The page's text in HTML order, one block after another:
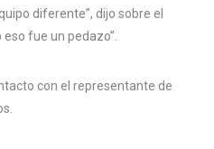
diferente”, dijo sobre el
fue un pedazo”.
con el representante de